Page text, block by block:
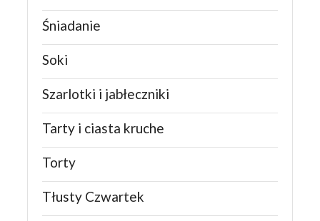
Śniadanie
Soki
Szarlotki i jabłeczniki
Tarty i ciasta kruche
Torty
Tłusty Czwartek